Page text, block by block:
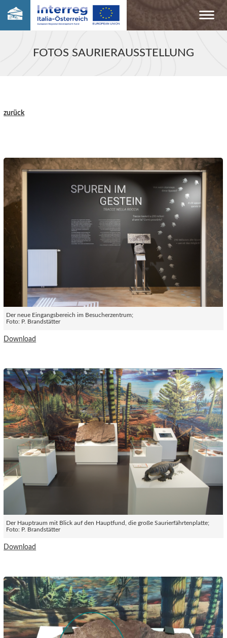
FOTOS SAURIERAUSSTELLUNG
zurück
Der neue Eingangsbereich im Besucherzentrum;
Foto: P. Brandstätter
Download
Der Hauptraum mit Blick auf den Hauptfund, die große Saurierfährtenplatte;
Foto: P. Brandstätter
Download